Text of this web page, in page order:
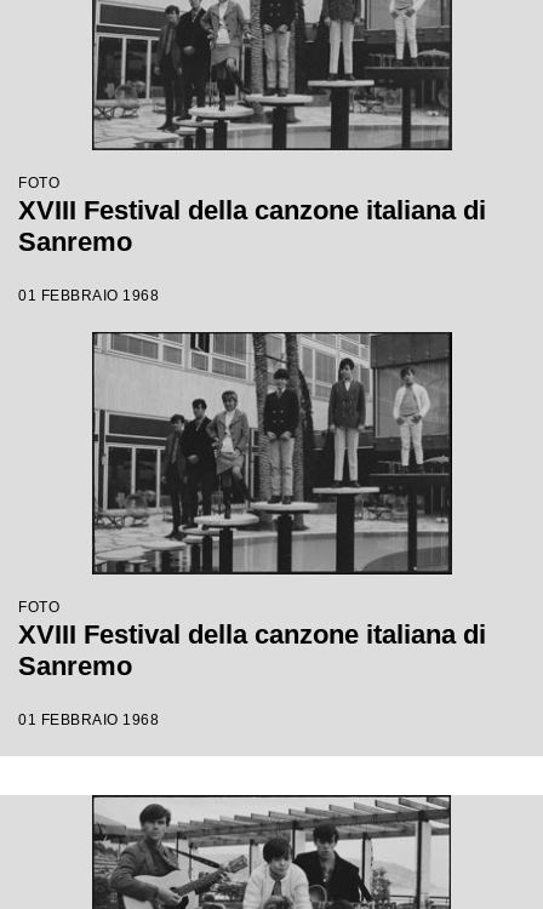
FOTO
XVIII Festival della canzone italiana di
Sanremo
01 FEBBRAIO 1968
FOTO
XVIII Festival della canzone italiana di
Sanremo
01 FEBBRAIO 1968